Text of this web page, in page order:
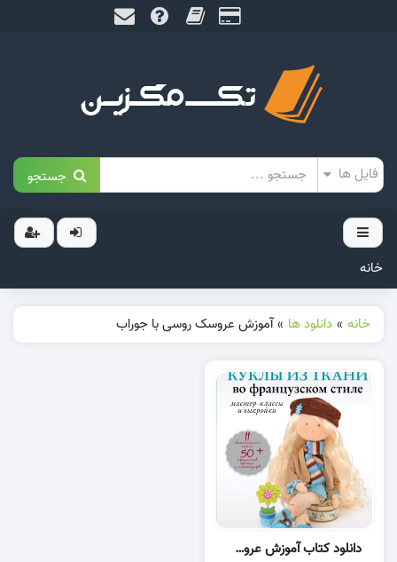
جستجو
خانه
خانه » دانلود ها » آموزش عروسک روسی با جوراب
دانلود کتاب آموزش عروسک روسی با الگو